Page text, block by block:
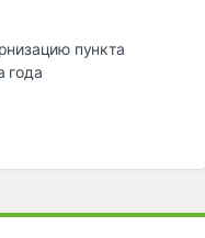
пункта
года